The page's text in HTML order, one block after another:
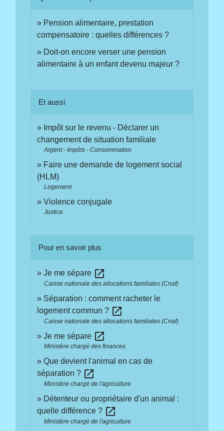
Pension alimentaire, prestation
compensatoire : quelles différences ?
Doit-on encore verser une pension
alimentaire à un enfant devenu majeur ?
Et aussi
Impôt sur le revenu - Déclarer un
changement de situation familiale
Argent - Impôts - Consommation
Faire une demande de logement social
(HLM)
Logement
Violence conjugale
Justice
Pour en savoir plus
Je me sépare open_in_new
Caisse nationale des allocations familiales (Cnaf)
Séparation : comment racheter le
logement commun ? open_in_new
Caisse nationale des allocations familiales (Cnaf)
Je me sépare open_in_new
Ministère chargé des finances
Que devient l'animal en cas de
séparation ? open_in_new
Ministère chargé de l'agriculture
Détenteur ou propriétaire d'un animal :
quelle différence ? open_in_new
Ministère chargé de l'agriculture